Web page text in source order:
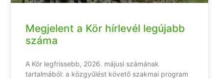
Megjelent a Kör hírlevél legújabb
száma
A Kör legfrissebb, 2026. májusi számának
tartalmából: a közgyűlést követő szakmai program